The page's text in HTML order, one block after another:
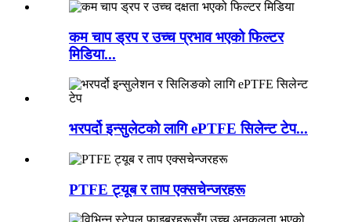
कम चाप ड्रप र उच्च प्रभाव भएको फिल्टर
मिडिया...
भरपर्दो इन्सुलेटको लागि ePTFE सिलेन्ट टेप...
PTFE ट्यूब र ताप एक्सचेन्जरहरू